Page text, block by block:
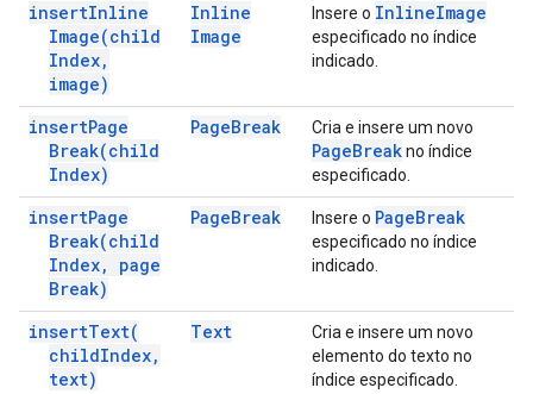
insertInline
Image(child
Index,
image)
Inline
Image
Insere o InlineImage
especificado no índice
indicado.
insertPage
Break(child
Index)
PageBreak Cria e insere um novo
PageBreakno índice
especificado.
insertPage
Break(child
Index,
page
Break)
PageBreak Insere o PageBreak
especificado no índice
indicado.
insertText(
childIndex,
text)
Text
Cria e insere um novo
elemento do texto no
índice especificado.